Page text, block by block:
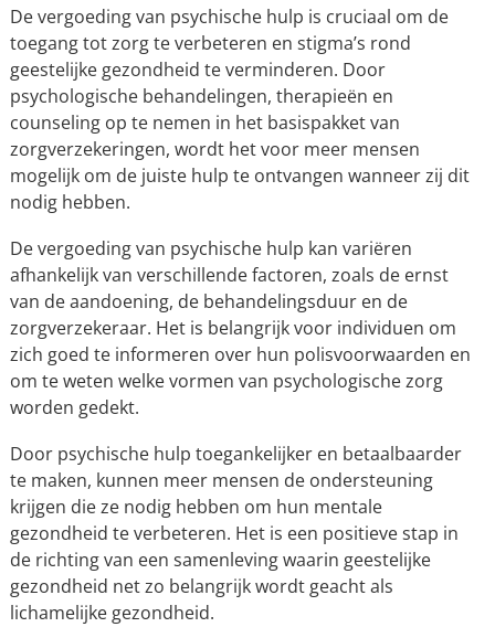
De vergoeding van psychische hulp is cruciaal om de
toegang tot zorg te verbeteren en stigma’s rond
geestelijke gezondheid te verminderen. Door
psychologische behandelingen, therapieën en
counseling op te nemen in het basispakket van
zorgverzekeringen, wordt het voor meer mensen
mogelijk om de juiste hulp te ontvangen wanneer zij dit
nodig hebben.
De vergoeding van psychische hulp kan variëren
afhankelijk van verschillende factoren, zoals de ernst
van de aandoening, de behandelingsduur en de
zorgverzekeraar. Het is belangrijk voor individuen om
zich goed te informeren over hun polisvoorwaarden en
om te weten welke vormen van psychologische zorg
worden gedekt.
Door psychische hulp toegankelijker en betaalbaarder
te maken, kunnen meer mensen de ondersteuning
krijgen die ze nodig hebben om hun mentale
gezondheid te verbeteren. Het is een positieve stap in
de richting van een samenleving waarin geestelijke
gezondheid net zo belangrijk wordt geacht als
lichamelijke gezondheid.